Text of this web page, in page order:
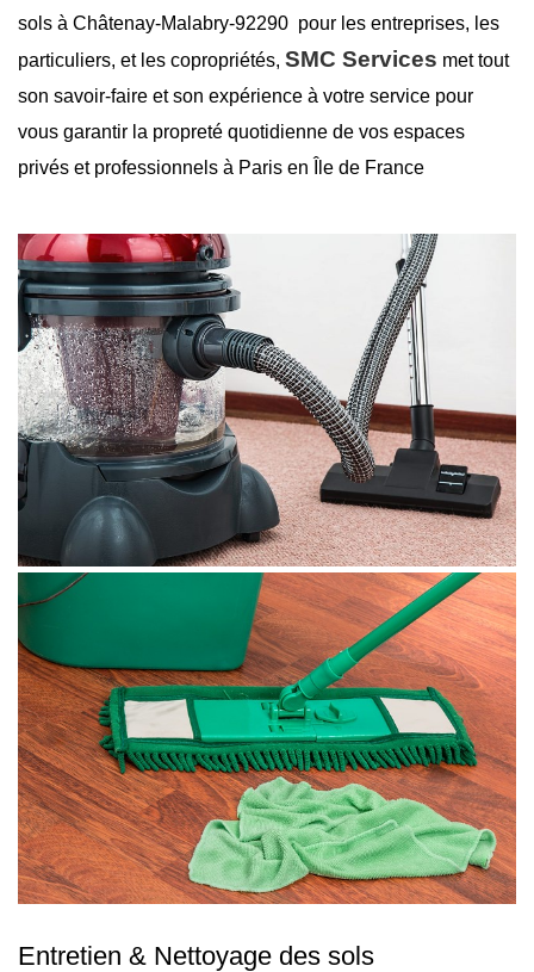
sols à Châtenay-Malabry-92290 pour les entreprises, les
particuliers, et les copropriétés, SMC Services met tout
son savoir-faire et son expérience à votre service pour
vous garantir la propreté quotidienne de vos espaces
privés et professionnels à Paris en Île de France
Entretien & Nettoyage des sols